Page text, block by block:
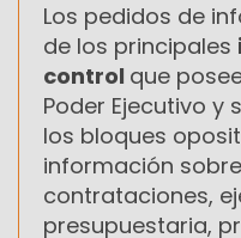
Los pedidos de
de los principales
control que
Poder Ejecutivo y
los bloques
información
contrataciones,
presupuestaria,